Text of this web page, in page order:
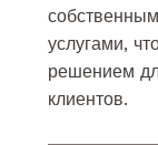
услугами,
решением
клиентов.